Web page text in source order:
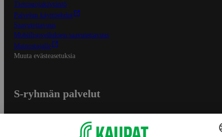
Tietosuojakäytäntö
Palvelun käyttöehdot
Saavutettavuus
Mobiilisovelluksen saavutettavuus
Mainostajalle
Muuta evästeasetuksia
S-ryhmän palvelut